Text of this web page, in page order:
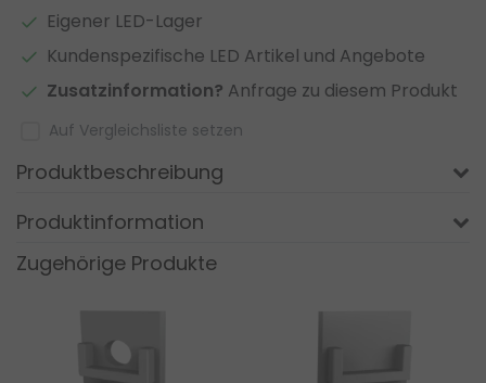
Eigener LED-Lager
Kundenspezifische LED Artikel und Angebote
Zusatzinformation? Anfrage zu diesem Produkt
Auf Vergleichsliste setzen
Produktbeschreibung
Produktinformation
Zugehörige Produkte